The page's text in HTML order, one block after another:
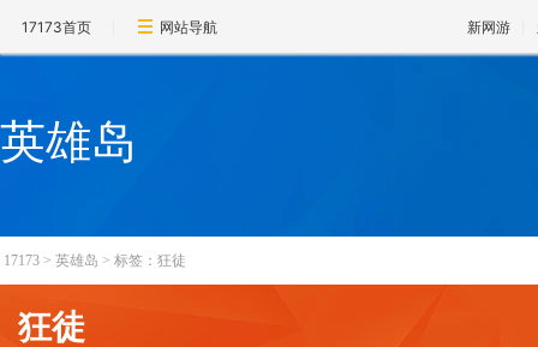
17173首页 网站导航 新网游
英雄岛
17173 > 英雄岛 > 标签：狂徒
狂徒